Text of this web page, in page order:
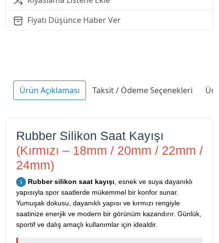
Fiyatı Düşünce Haber Ver
Ürün Açıklaması Taksit / Ödeme Seçenekleri
Rubber Silikon Saat Kayışı
(Kırmızı – 18mm / 20mm / 22mm /
24mm)
Rubber silikon saat kayışı , esnek ve suya dayanıklı
yapısıyla spor saatlerde mükemmel bir konfor sunar.
Yumuşak dokusu, dayanıklı yapısı ve kırmızı rengiyle
saatinize enerjik ve modern bir görünüm kazandırır. Günlük,
sportif ve dalış amaçlı kullanımlar için idealdir.